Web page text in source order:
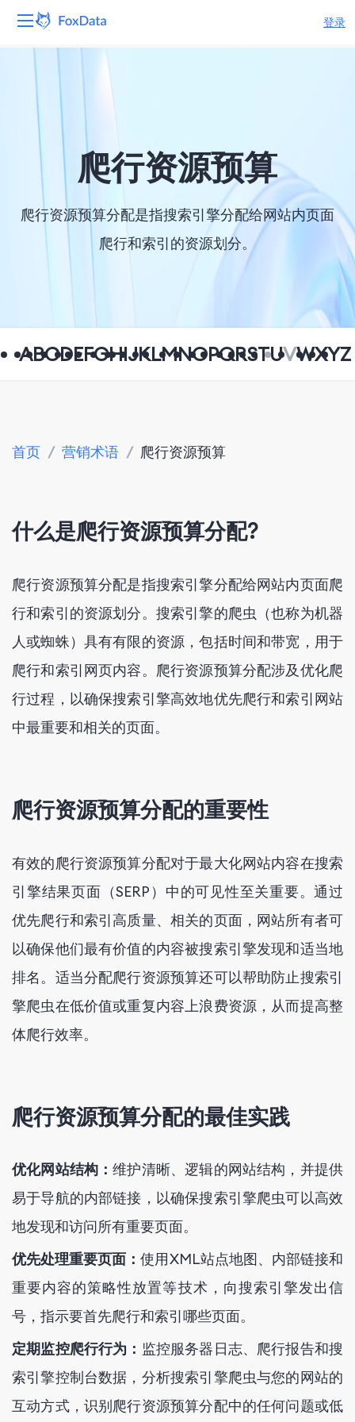
登录
产品
解决方案 爬行资源预算
爬行资源预算分配是指搜索引擎分配给网站内页面
爬行和索引的资源划分。
ABCDEFGHIJKLMNOPQRSTUVWXYZ
首页 / 营销术语 / 爬行资源预算
什么是爬行资源预算分配?
爬行资源预算分配是指搜索引擎分配给网站内页面爬
行和索引的资源划分。搜索引擎的爬虫（也称为机器
人或蜘蛛）具有有限的资源，包括时间和带宽，用于
爬行和索引网页内容。爬行资源预算分配涉及优化爬
行过程，以确保搜索引擎高效地优先爬行和索引网站
中最重要和相关的页面。
爬行资源预算分配的重要性
有效的爬行资源预算分配对于最大化网站内容在搜索
引擎结果页面（SERP）中的可见性至关重要。通过
优先爬行和索引高质量、相关的页面，网站所有者可
以确保他们最有价值的内容被搜索引擎发现和适当地
排名。适当分配爬行资源预算还可以帮助防止搜索引
擎爬虫在低价值或重复内容上浪费资源，从而提高整
体爬行效率。
爬行资源预算分配的最佳实践
优化网站结构：维护清晰、逻辑的网站结构，并提供
易于导航的内部链接，以确保搜索引擎爬虫可以高效
地发现和访问所有重要页面。
优先处理重要页面：使用XML站点地图、内部链接和
重要内容的策略性放置等技术，向搜索引擎发出信
号，指示要首先爬行和索引哪些页面。
定期监控爬行行为： 监控服务器日志、爬行报告和搜
索引擎控制台数据，分析搜索引擎爬虫与您的网站的
互动方式，识别爬行资源预算分配中的任何问题或低